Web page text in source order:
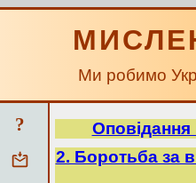
Ми робимо
?
2. Боротьба за